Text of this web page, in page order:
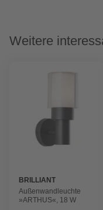
Weitere
BRILLIANT
Außenwandleuchte
»ARTHUS«, 18 W